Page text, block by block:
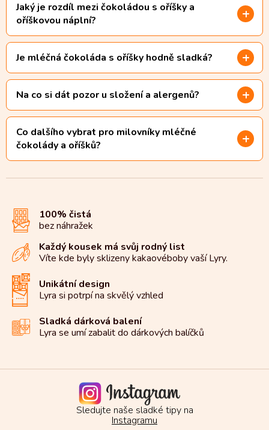
Jaký je rozdíl mezi čokoládou s oříšky a
oříškovou náplní?
Je mléčná čokoláda s oříšky hodně sladká?
Na co si dát pozor u složení a alergenů?
Co dalšího vybrat pro milovníky mléčné
čokolády a oříšků?
100% čistá
bez náhražek
Každý kousek má svůj rodný list
Víte kde byly sklizeny kakaovéboby vaší Lyry.
Unikátní design
Lyra si potrpí na skvělý vzhled
Sladká dárková balení
Lyra se umí zabalit do dárkových balíčků
Sledujte naše sladké tipy na
Instagramu